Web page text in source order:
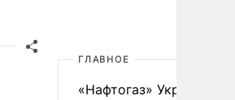
ГЛАВНОЕ
«Нафтогаз» Украины